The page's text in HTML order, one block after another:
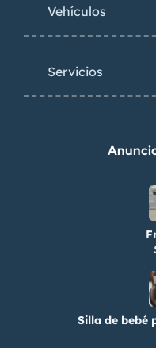
Vehículos
Servicios
Silla de bebé